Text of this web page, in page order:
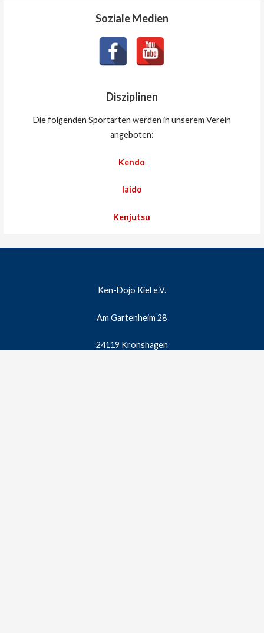
Soziale Medien
Disziplinen
Die folgenden Sportarten werden in unserem Verein
angeboten:
Kendo
Iaido
Kenjutsu
Ken-Dojo Kiel e.V.
Am Gartenheim 28
24119 Kronshagen